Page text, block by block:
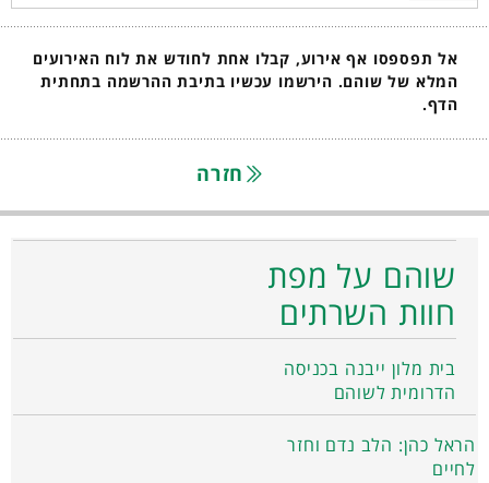
אל תפספסו אף אירוע, קבלו אחת לחודש את לוח האירועים
המלא של שוהם. הירשמו עכשיו בתיבת ההרשמה בתחתית
הדף.
חזרה
שוהם על מפת
חוות השרתים
בית מלון ייבנה בכניסה
הדרומית לשוהם
הראל כהן: הלב נדם וחזר
לחיים